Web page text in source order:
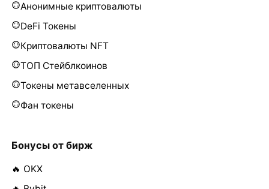
Анонимные криптовалюты
DeFi Токены
Криптовалюты NFT
ТОП Стейблкоинов
Токены метавселенных
Фан токены
Бонусы от бирж
🔥 OKX